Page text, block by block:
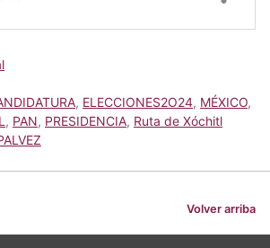
, ELECCIONES2O24, MÉXICO,
, PAN, PRESIDENCIA, Ruta de Xóchitl
Volver arriba